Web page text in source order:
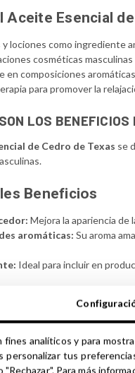
Aceite Esencial
y lociones como ingrediente
cosméticas
en composiciones
para promover la
LOS
de Cedro de Texas se
Beneficios
Mejora la apariencia de
aromáticas: Su aroma
Ideal para incluir en
Aromáticas
de Cedro de Texases
masculinas, ya que
al grupo de notas
analíticos y para
tus
Para más